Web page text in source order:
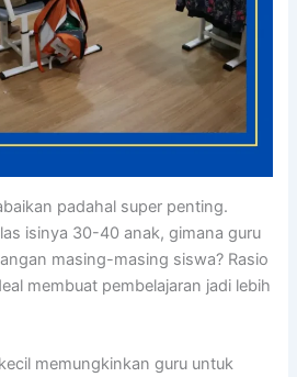
padahal super penting.
isinya 30-40 anak, gimana guru
masing-masing siswa? Rasio
membuat pembelajaran jadi lebih
memungkinkan guru untuk